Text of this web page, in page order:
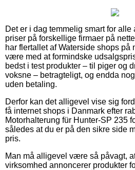
Det er i dag temmelig smart for
priser på forskellige firmaer på
har flertallet af Waterside shops på
være med at formindske
bedst i test produkter – til piger og
voksne – betragteligt, og endda
uden betaling.
Derfor kan det alligevel vise sig
få internet shops i Danmark efter
Motorhalterung für Hunter-SP 235
således at du er på den sikre side
pris.
Man må alligevel være så påvagt,
virksomhed annoncerer produkter